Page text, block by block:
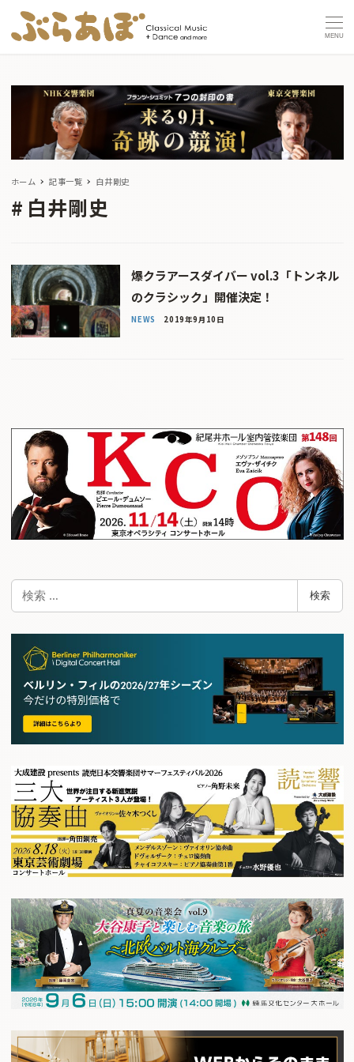
MENU
ホーム 記事一覧 白井剛史
白井剛史
爆クラアースダイバー vol.3「トンネル
のクラシック」開催決定！
NEWS 2019年9月10日
検
検索